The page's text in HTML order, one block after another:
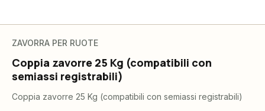
ZAVORRA PER RUOTE
Coppia zavorre 25 Kg (compatibili con
semiassi registrabili)
Coppia zavorre 25 Kg (compatibili con semiassi registrabili)